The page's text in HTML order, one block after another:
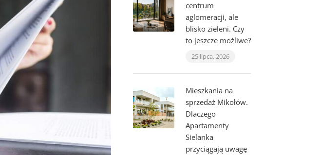
centrum
aglomeracji, ale
blisko zieleni. Czy
to jeszcze możliwe?
25 lipca, 2026
Mieszkania na
sprzedaż Mikołów.
Dlaczego
Apartamenty
Sielanka
przyciągają uwagę